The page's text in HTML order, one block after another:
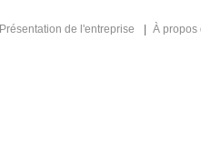
Présentation de l'entreprise À propos